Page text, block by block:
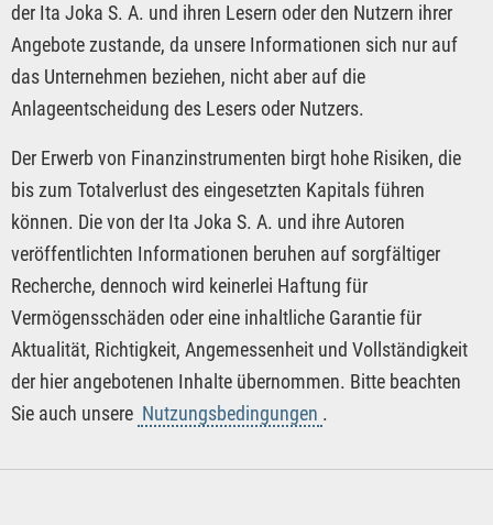
der Ita Joka S. A. und ihren Lesern oder den Nutzern ihrer
Angebote zustande, da unsere Informationen sich nur auf
das Unternehmen beziehen, nicht aber auf die
Anlageentscheidung des Lesers oder Nutzers.
Der Erwerb von Finanzinstrumenten birgt hohe Risiken, die
bis zum Totalverlust des eingesetzten Kapitals führen
können. Die von der Ita Joka S. A. und ihre Autoren
veröffentlichten Informationen beruhen auf sorgfältiger
Recherche, dennoch wird keinerlei Haftung für
Vermögensschäden oder eine inhaltliche Garantie für
Aktualität, Richtigkeit, Angemessenheit und Vollständigkeit
der hier angebotenen Inhalte übernommen. Bitte beachten
Sie auch unsere Nutzungsbedingungen .